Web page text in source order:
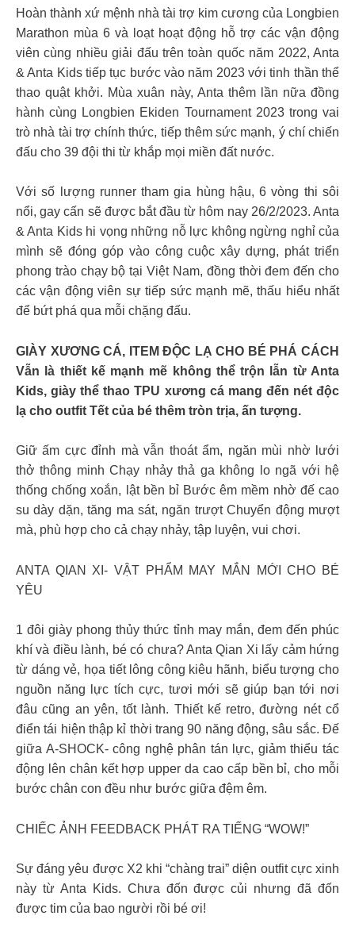
Hoàn thành xứ mệnh nhà tài trợ kim cương của Longbien
Marathon mùa 6 và loạt hoạt động hỗ trợ các vận động
viên cùng nhiều giải đấu trên toàn quốc năm 2022, Anta
& Anta Kids tiếp tục bước vào năm 2023 với tinh thần thể
thao quật khởi. Mùa xuân này, Anta thêm lần nữa đồng
hành cùng Longbien Ekiden Tournament 2023 trong vai
trò nhà tài trợ chính thức, tiếp thêm sức mạnh, ý chí chiến
đấu cho 39 đội thi từ khắp mọi miền đất nước.
Với số lượng runner tham gia hùng hậu, 6 vòng thi sôi
nổi, gay cấn sẽ được bắt đầu từ hôm nay 26/2/2023. Anta
& Anta Kids hi vọng những nỗ lực không ngừng nghỉ của
mình sẽ đóng góp vào công cuộc xây dựng, phát triển
phong trào chạy bộ tại Việt Nam, đồng thời đem đến cho
các vận động viên sự tiếp sức mạnh mẽ, thấu hiểu nhất
để bứt phá qua mỗi chặng đấu.
GIÀY XƯƠNG CÁ, ITEM ĐỘC LẠ CHO BÉ PHÁ CÁCH
Vẫn là thiết kế mạnh mẽ không thể trộn lẫn từ Anta
Kids, giày thể thao TPU xương cá mang đến nét độc
lạ cho outfit Tết của bé thêm tròn trịa, ấn tượng.
Giữ ấm cực đỉnh mà vẫn thoát ẩm, ngăn mùi nhờ lưới
thở thông minh Chạy nhảy thả ga không lo ngã với hệ
thống chống xoắn, lật bền bỉ Bước êm mềm nhờ đế cao
su dày dặn, tăng ma sát, ngăn trượt Chuyển động mượt
mà, phù hợp cho cả chạy nhảy, tập luyện, vui chơi.
ANTA QIAN XI- VẬT PHẨM MAY MẮN MỚI CHO BÉ
YÊU
1 đôi giày phong thủy thức tỉnh may mắn, đem đến phúc
khí và điều lành, bé có chưa? Anta Qian Xi lấy cảm hứng
từ dáng vẻ, họa tiết lông công kiêu hãnh, biểu tượng cho
nguồn năng lực tích cực, tươi mới sẽ giúp bạn tới nơi
đâu cũng an yên, tốt lành. Thiết kế retro, đường nét cổ
điển tái hiện thập kỉ thời trang 90 năng động, sâu sắc. Đế
giữa A-SHOCK- công nghệ phân tán lực, giảm thiểu tác
động lên chân kết hợp upper da cao cấp bền bỉ, cho mỗi
bước chân con đều như bước giữa đệm êm.
CHIẾC ẢNH FEEDBACK PHÁT RA TIẾNG “WOW!”
Sự đáng yêu được X2 khi “chàng trai” diện outfit cực xinh
này từ Anta Kids. Chưa đốn được củi nhưng đã đốn
được tim của bao người rồi bé ơi!